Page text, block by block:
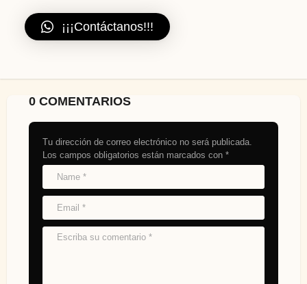
¡¡¡Contáctanos!!!
0 COMENTARIOS
Tu dirección de correo electrónico no será publicada.
Los campos obligatorios están marcados con *